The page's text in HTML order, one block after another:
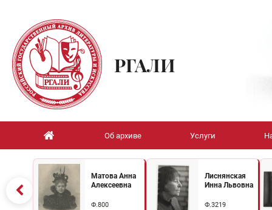
РГАЛИ
Об архиве Услуги
Матова Анна
Алексеевна
Ф.800
Лиснянская
Инна Львовна
Ф.3219